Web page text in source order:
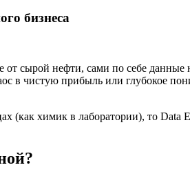
бизнеса
сырой нефти, сами по себе
в чистую прибыль или глубокое
химик в лаборатории), то Data